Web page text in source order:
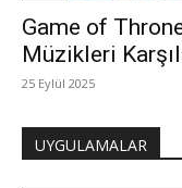
Game of
Müzikleri
25 Eylül 2025
UYGULAMALAR